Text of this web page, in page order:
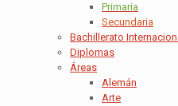
Primaria
Secundaria
Bachillerato
Diplomas
Áreas
Alemán
Arte